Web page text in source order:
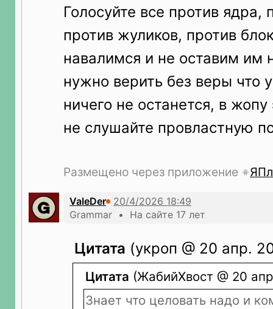
Голосуйте все против ядра,
против жуликов, против
навалимся и не оставим им
нужно верить без веры что
ничего не останется, в жопу
не слушайте провластную
Размещено через приложение
ValeDer
Grammar • На сайте 17 лет
Цитата (укроп @ 20 апр.
Цитата (ЖабийХвост @ 20
Знает что целовать надо и